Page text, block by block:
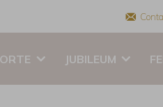
JUBILEUM